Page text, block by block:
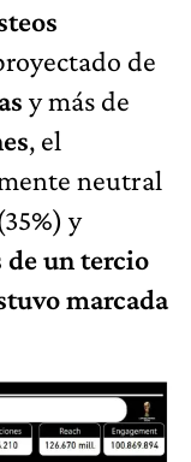
de
y más de
, el
neutral
y
de un tercio
marcada